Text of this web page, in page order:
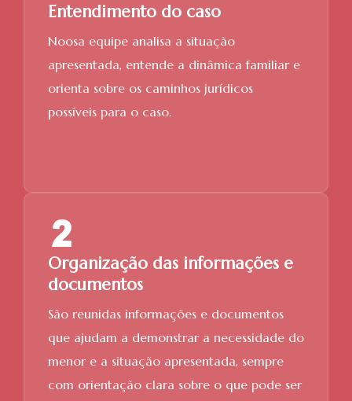
Entendimento do caso
Noosa equipe analisa a situação
apresentada, entende a dinâmica familiar e
orienta sobre os caminhos jurídicos
possíveis para o caso.
Organização das informações e
documentos
São reunidas informações e documentos
que ajudam a demonstrar a necessidade do
menor e a situação apresentada, sempre
com orientação clara sobre o que pode ser